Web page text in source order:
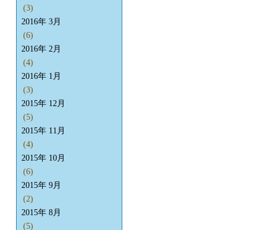
(3)
2016年 3月
(6)
2016年 2月
(4)
2016年 1月
(3)
2015年 12月
(5)
2015年 11月
(4)
2015年 10月
(6)
2015年 9月
(2)
2015年 8月
(5)